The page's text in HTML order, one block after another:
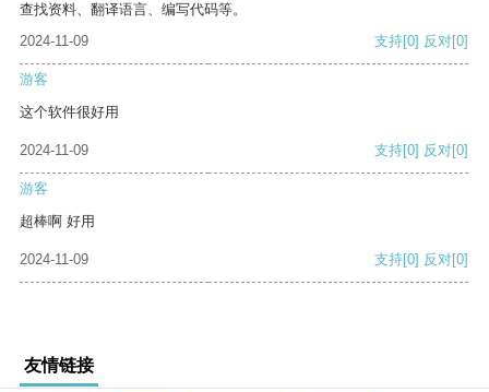
查找资料、翻译语言、编写代码等。
2024-11-09
支持[0] 反对[0]
游客
这个软件很好用
2024-11-09 支持[0] 反对[0]
游客
超棒啊 好用
2024-11-09 支持[0] 反对[0]
友情链接